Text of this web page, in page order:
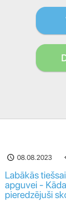
08.08.2023
Labākās
apguvei -
pieredzējuši